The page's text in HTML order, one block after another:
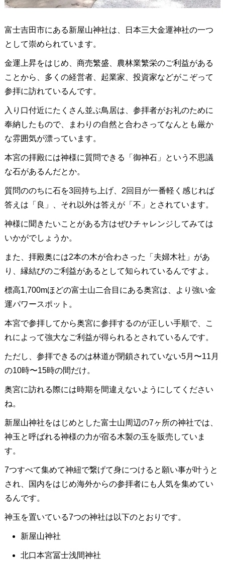
富士吉田市にある新屋山神社は、日本三大金運神社の一つ
として崇められています。
金運上昇をはじめ、商売繁盛、農林業繁栄のご利益がある
ことから、多くの経営者、起業家、投資家などがこぞって
参拝に訪れているんです。
入り口付近にたくさん並ぶ鳥居は、参拝者がお礼のために
奉納したもので、まわりの自然と合わさってなんとも厳か
な雰囲気が漂っています。
本宮の拝殿には神様に質問できる「御神石」という不思議
な石があるんだとか。
質問ののちに石を3回持ち上げ、2回目が一番軽く感じれば
答えは「良」、それ以外は答えが「不」とされています。
神様に聞きたいことがある方はぜひチャレンジしてみては
いかがでしょうか。
また、拝殿奥には2本の木が合わさった「夫婦木社」があ
り、縁結びのご利益があるとして知られているんですよ。
標高1,700mほどの富士山二合目にある奥宮は、より強い金
運パワースポット。
本宮で参拝してから奥宮に参拝するのが正しい手順で、こ
れによって強大なご利益が得られるとされているんです。
ただし、参拝できるのは林道が閉鎖されていない5月〜11月
の10時〜15時の間だけ。
奥宮に訪れる際には時期を間違えないようにしてください
ね。
新屋山神社をはじめとした富士山周辺の7ヶ所の神社では、
神玉と呼ばれる神様の力が宿る木製の玉を販売していま
す。
7つすべて集めて神紐で繋げて身につけると願い事が叶うと
され、国内をはじめ海外からの参拝者にも人気を集めてい
るんです。
神玉を置いている7つの神社は以下のとおりです。
新屋山神社
北口本宮冨士浅間神社